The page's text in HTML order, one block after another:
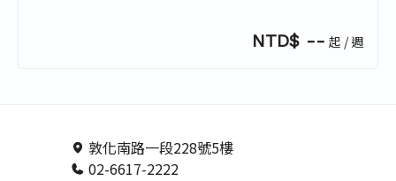
NTD$ -- 起 / 週
02-6617-2222
敦化南路一段228號5樓